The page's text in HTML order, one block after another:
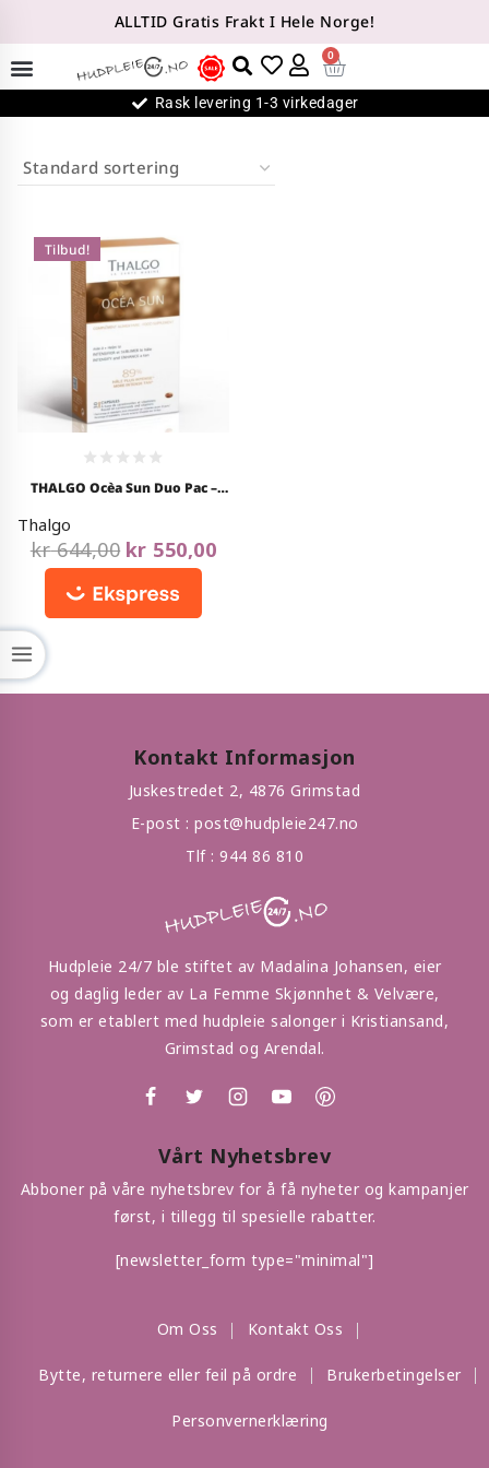
ALLTID Gratis Frakt I Hele Norge!
0
Rask levering 1-3 virkedager
Tilbud!
0
THALGO Ocèa Sun Duo Pac –
Thalgo
kr644,00 kr 550,00
Kontakt Informasjon
Juskestredet 2, 4876 Grimstad
E-post : post@hudpleie247.no
Tlf : 944 86 810
Hudpleie 24/7 ble stiftet av Madalina Johansen, eier
og daglig leder av La Femme Skjønnhet & Velvære,
som er etablert med hudpleie salonger i Kristiansand,
Grimstad og Arendal.
Vårt Nyhetsbrev
Abboner på våre nyhetsbrev for å få nyheter og kampanjer
først, i tillegg til spesielle rabatter.
[newsletter_form type="minimal"]
Om Oss Kontakt Oss
Bytte, returnere eller feil på ordre Brukerbetingelser
Personvernerklæring